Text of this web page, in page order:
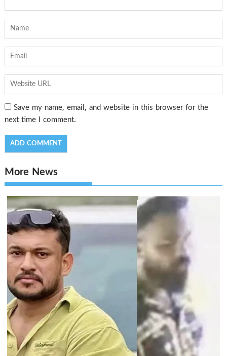
Save my name, email, and website in this browser for the
next time I comment.
More News